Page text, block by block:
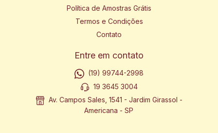
Política de Amostras Grátis
Termos e Condições
Contato
Entre em contato
(19) 99744-2998
19 3645 3004
Av. Campos Sales, 1541 - Jardim Girassol -
Americana - SP